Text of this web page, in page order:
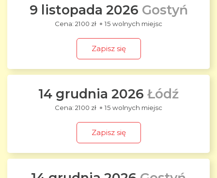
9 listopada 2026 Gostyń
2100 zł 15 wolnych miejsc
Zapisz się
14 grudnia 2026 Łódź
2100 zł 15 wolnych miejsc
Zapisz się